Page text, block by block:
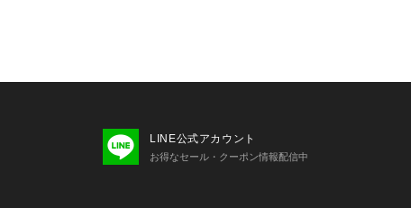
LINE公式アカウント
お得なセール・クーポン情報配信中